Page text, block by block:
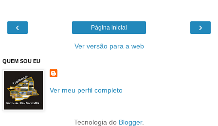
‹ ›
Página inicial
Ver versão para a web
QUEM SOU EU
Ver meu perfil completo
Tecnologia do Blogger.